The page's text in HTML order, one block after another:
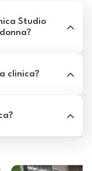
Studio
clinica?